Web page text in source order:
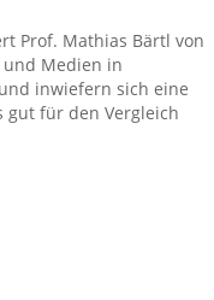
Prof. Mathias Bärtl von
Medien in
inwiefern sich eine
gut für den Vergleich